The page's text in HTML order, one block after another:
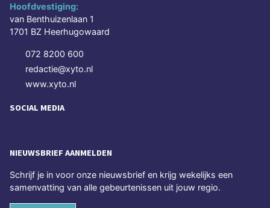
Hoofdvestiging:
van Benthuizenlaan 1
1701 BZ Heerhugowaard
072 8200 600
redactie@xyto.nl
www.xyto.nl
SOCIAL MEDIA
NIEUWSBRIEF AANMELDEN
Schrijf je in voor onze nieuwsbrief en krijg wekelijks een
samenvatting van alle gebeurtenissen uit jouw regio.